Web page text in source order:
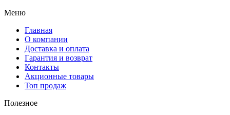
Меню
Главная
О компании
Доставка и оплата
Гарантия и возврат
Контакты
Акционные товары
Топ продаж
Полезное